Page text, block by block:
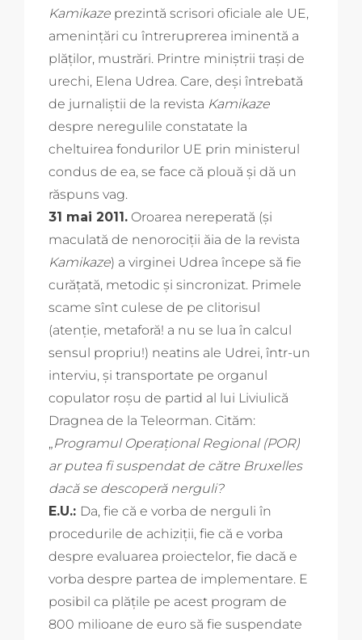
Kamikaze prezintă scrisori oficiale ale UE,
amenințări cu întreruprerea iminentă a
plăților, mustrări. Printre miniștrii trași de
urechi, Elena Udrea. Care, deși întrebată
de jurnaliștii de la revista Kamikaze
despre neregulile constatate la
cheltuirea fondurilor UE prin ministerul
condus de ea, se face că plouă și dă un
răspuns vag.
31 mai 2011. Oroarea nereperată (și
maculată de nenorociții ăia de la revista
Kamikaze) a virginei Udrea începe să fie
curățată, metodic și sincronizat. Primele
scame sînt culese de pe clitorisul
(atenție, metaforă! a nu se lua în calcul
sensul propriu!) neatins ale Udrei, într-un
interviu, și transportate pe organul
copulator roșu de partid al lui Liviulică
Dragnea de la Teleorman. Cităm:
„Programul Operaţional Regional (POR)
ar putea fi suspendat de către Bruxelles
dacă se descoperă nerguli?
E.U.: Da, fie că e vorba de nerguli în
procedurile de achiziţii, fie că e vorba
despre evaluarea proiectelor, fie dacă e
vorba despre partea de implementare. E
posibil ca plăţile pe acest program de
800 milioane de euro să fie suspendate